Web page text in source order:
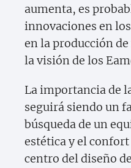
aumenta, es
innovaciones en
en la producción
la visión de los
La importancia de
seguirá siendo un
búsqueda de un
estética y el
centro del diseño